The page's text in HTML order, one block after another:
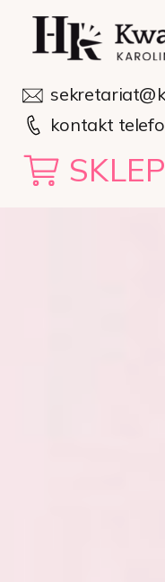
kontakt
SKLEP